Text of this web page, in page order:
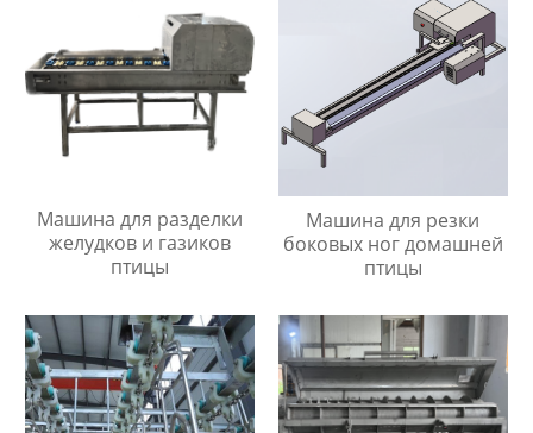
Машина для разделки
желудков и газиков
птицы
Машина для резки
боковых ног домашней
птицы